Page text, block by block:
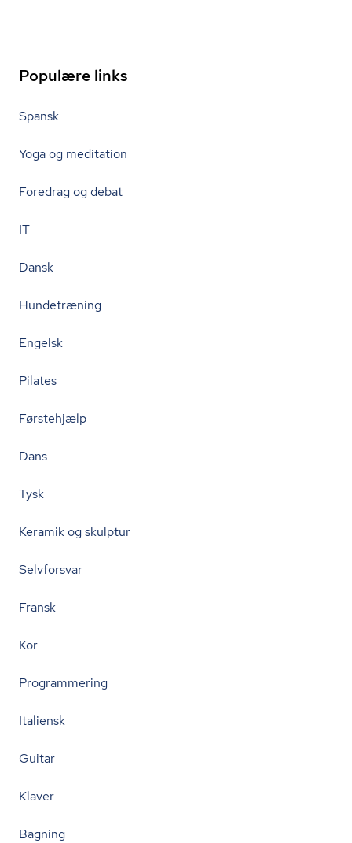
Populære links
Spansk
Yoga og meditation
Foredrag og debat
IT
Dansk
Hundetræning
Engelsk
Pilates
Førstehjælp
Dans
Tysk
Keramik og skulptur
Selvforsvar
Fransk
Kor
Programmering
Italiensk
Guitar
Klaver
Bagning